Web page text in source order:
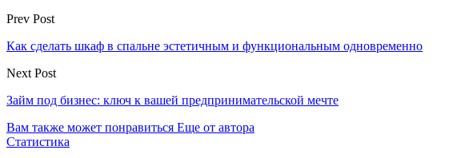
Prev Post
Как сделать шкаф в спальне эстетичным и функциональным одновременно
Next Post
Займ под бизнес: ключ к вашей предпринимательской мечте
Вам также может понравиться Еще от автора
Статистика